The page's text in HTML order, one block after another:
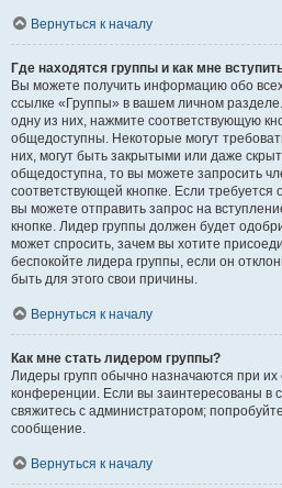
Вернуться к началу
Где находятся группы и как мне
Вы можете получить информацию обо
ссылке «Группы» в вашем личном
одну из них, нажмите соответствующую
общедоступны. Некоторые могут
них, могут быть закрытыми или даже
общедоступна, то вы можете запросить
соответствующей кнопке. Если требуется
вы можете отправить запрос на
кнопке. Лидер группы должен будет
может спросить, зачем вы хотите
беспокойте лидера группы, если он
быть для этого свои причины.
Вернуться к началу
Как мне стать лидером группы?
Лидеры групп обычно назначаются при
конференции. Если вы заинтересованы в
свяжитесь с администратором;
сообщение.
Вернуться к началу